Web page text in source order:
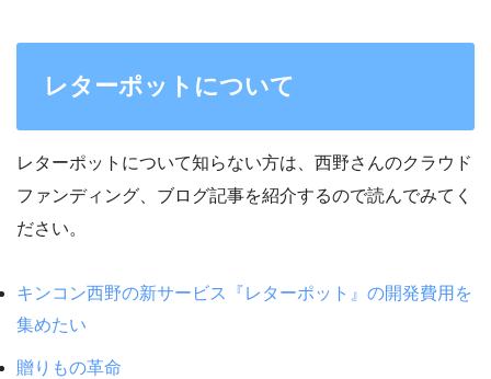
レターポットについて
レターポットについて知らない方は、西野さんのクラウド
ファンディング、ブログ記事を紹介するので読んでみてく
ださい。
キンコン西野の新サービス『レターポット』の開発費用を
集めたい
贈りもの革命